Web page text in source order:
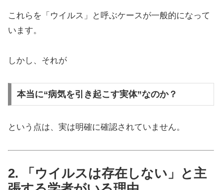
これらを「ウイルス」と呼ぶケースが一般的になって
います。
しかし、それが
本当に“病気を引き起こす実体”なのか？
という点は、実は明確に確認されていません。
2. 「ウイルスは存在しない」と主